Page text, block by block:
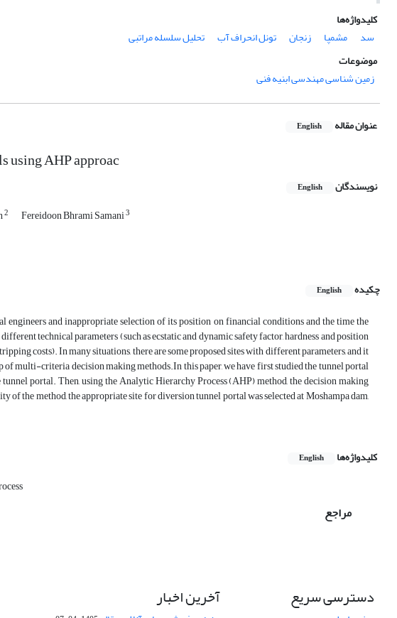
کلیدواژه‌ها
سد
مشمپا زنجان تونل‌ انحراف آب
تحلیل سلسله مراتبی
موضوعات
زمین شناسی مهندسی ابنیه فنی
عنوان مقاله English
using AHP approac
نویسندگان English
2 Fereidoon Bhrami Samani3
چکیده
English
and inappropriate selection of its position on financial conditions and the time the
technical parameters (such as ecstatic and dynamic safety factor, hardness and position
costs). In many situations, there are some proposed sites with different parameters, and it
multi-criteria decision making methods.In this paper, we have first studied the tunnel portal
portal. Then, using the Analytic Hierarchy Process (AHP) method, the decision making
the method, the appropriate site for diversion tunnel portal was selected at Moshampa dam,
کلیدواژه‌ها English
مراجع
دسترسی سریع آخرین اخبار